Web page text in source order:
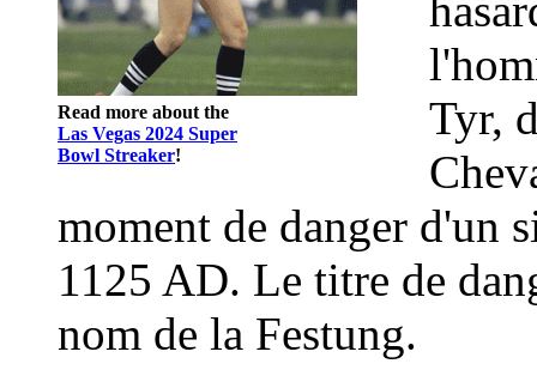
Read more about the
Las Vegas 2024 Super
Bowl Streaker!
Tyr,
moment de danger d'un
1125 AD. Le titre de
nom de la Festung.